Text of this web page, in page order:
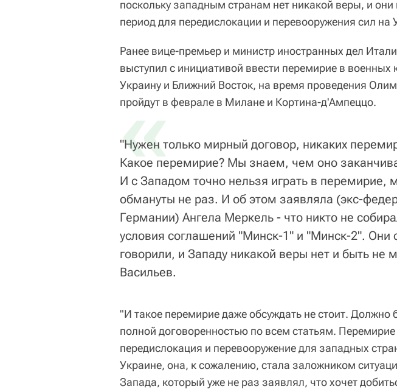
поскольку западным странам нет никакой веры, и они
период для передислокации и перевооружения сил на
Ранее вице-премьер и министр иностранных дел
выступил с инициативой ввести перемирие в
Украину и Ближний Восток, на время проведения
пройдут в феврале в Милане и Кортина-д'Ампеццо.
«
"Нужен только мирный договор, никаких
Какое перемирие? Мы знаем, чем оно
И с Западом точно нельзя играть в перемирие,
обмануты не раз. И об этом заявляла (экс-
Германии) Ангела Меркель - что никто не
условия соглашений "Минск-1" и "Минск-2". Они
говорили, и Западу никакой веры нет и быть не
Васильев.
"И такое перемирие даже обсуждать не стоит. Должно
полной договоренностью по всем статьям.
передислокация и перевооружение для западных
Украине, она, к сожалению, стала заложником
Запада, который уже не раз заявлял, что хочет